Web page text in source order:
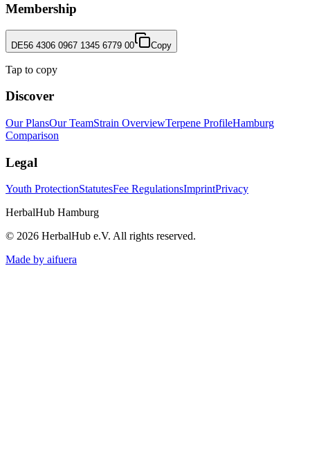
Membership
DE56 4306 0967 1345 6779 00 Copy
Tap to copy
Discover
Our PlansOur TeamStrain OverviewTerpene ProfileHamburg
Comparison
Legal
Youth ProtectionStatutesFee RegulationsImprintPrivacy
HerbalHub Hamburg
© 2026 HerbalHub e.V. All rights reserved.
Made by aifuera